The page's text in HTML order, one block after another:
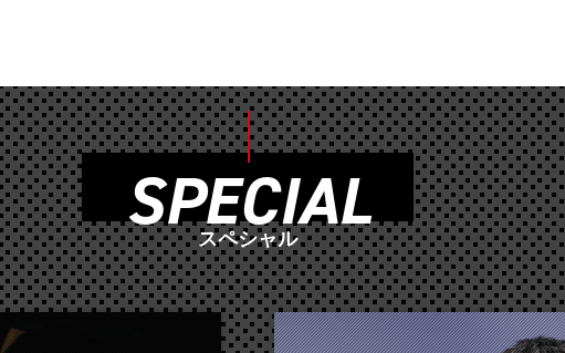
SPECIAL
スペシャル